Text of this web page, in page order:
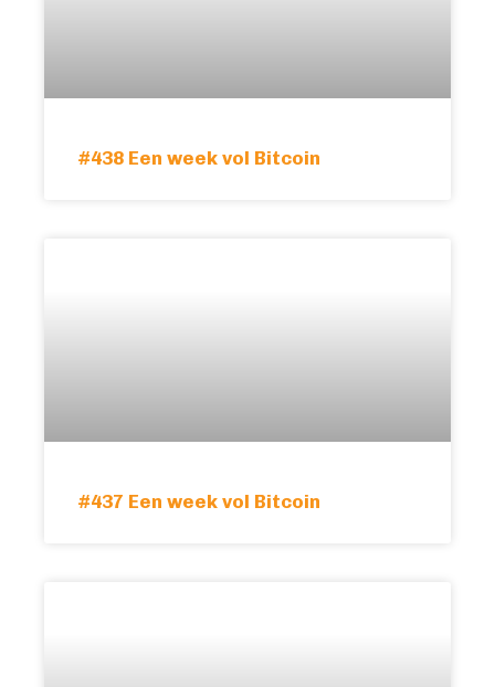
#438 Een week vol Bitcoin
#437 Een week vol Bitcoin